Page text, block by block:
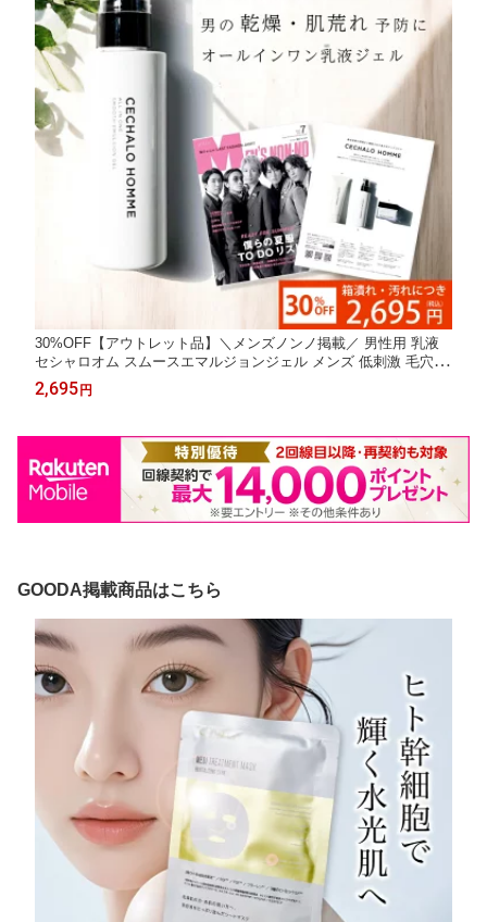
30%OFF【アウトレット品】＼メンズノンノ掲載／ 男性用 乳液
セシャロオム スムースエマルジョンジェル メンズ 低刺激 毛穴 ニ
キビ 男性 美容液 ギフト スキンケア オールインワン 化粧品 プレ
ゼント シミ しわ 彼氏 父 夫 送料無料 メンズコスメ ギフト 花粉
2,695円
GOODA掲載商品はこちら